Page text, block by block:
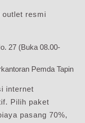
outlet resmi
27 (Buka 08.00-
Pemda Tapin
internet
Pilih paket
pasang 70%,